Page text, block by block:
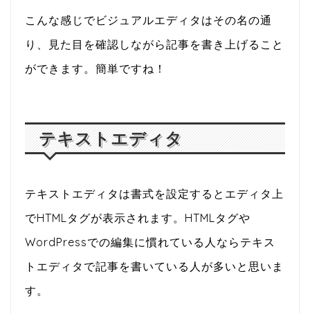
こんな感じでビジュアルエディタはその名の通
り、見た目を確認しながら記事を書き上げること
ができます。簡単ですね！
テキストエディタ
テキストエディタは書式を設定するとエディタ上
でHTMLタグが表示されます。HTMLタグや
WordPressでの編集に慣れている人ならテキス
トエディタで記事を書いている人が多いと思いま
す。